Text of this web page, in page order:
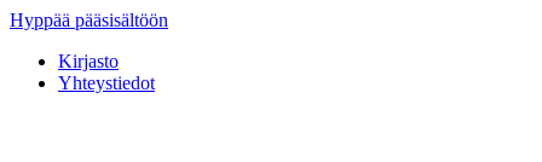
Hyppää pääsisältöön
Kirjasto
Yhteystiedot